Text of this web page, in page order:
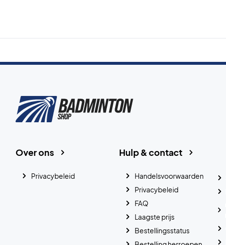
Hulp & contact
Handelsvoorwaarden
Privacybeleid
FAQ
Laagste prijs
Bestellingsstatus
Over ons
Privacybeleid